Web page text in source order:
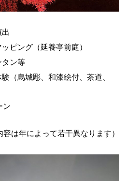
ピング（延養亭前庭）
タン等
（烏城彫、和漆絵付、茶道、
ン
は年によって若干異なります）